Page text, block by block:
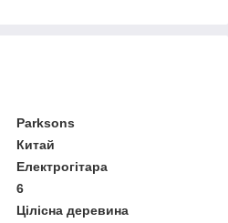
Parksons
Китай
Електрогітара
6
Цілісна деревина